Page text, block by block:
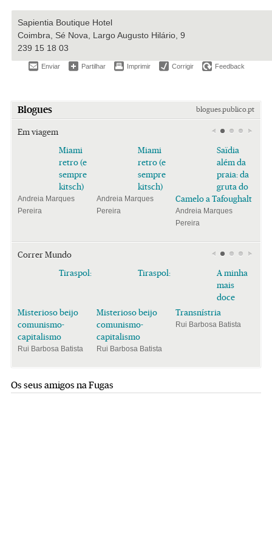
Sapientia Boutique Hotel
Coimbra, Sé Nova, Largo Augusto Hilário, 9
239 15 18 03
Enviar Partilhar Imprimir Corrigir Feedback
Blogues blogues.publico.pt
Em viagem
Miami
retro (e
sempre
kitsch)
Andreia Marques
Pereira
Miami
retro (e
sempre
kitsch)
Andreia Marques
Pereira
Saïdia
além da
praia: da
gruta do
Camelo a Tafoughalt
Andreia Marques
Pereira
Correr Mundo
Tiraspol:
Misterioso beijo
comunismo-
capitalismo
Rui Barbosa Batista
Tiraspol:
Misterioso beijo
comunismo-
capitalismo
Rui Barbosa Batista
A minha
mais
doce
Transnístria
Rui Barbosa Batista
Os seus amigos na Fugas